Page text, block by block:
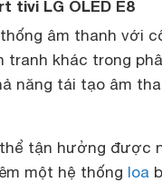
tivi LG OLED E8
âm thanh với
tranh khác trong
năng tái tạo âm
tận hưởng được
một hệ thống loa